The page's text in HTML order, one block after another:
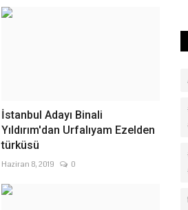
İstanbul Adayı Binali
Yıldırım'dan Urfalıyam Ezelden
türküsü
Haziran 8, 2019 0